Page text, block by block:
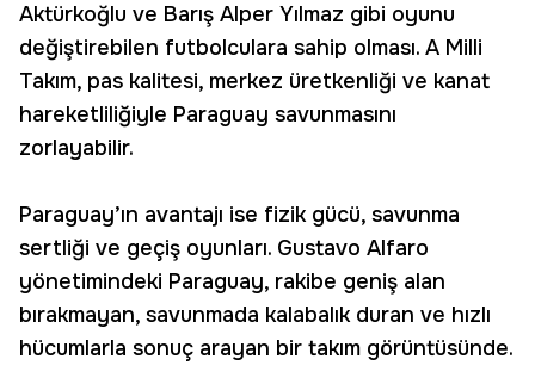
Aktürkoğlu ve Barış Alper Yılmaz gibi oyunu
değiştirebilen futbolculara sahip olması. A Milli
Takım, pas kalitesi, merkez üretkenliği ve kanat
hareketliliğiyle Paraguay savunmasını
zorlayabilir.
Paraguay’ın avantajı ise fizik gücü, savunma
sertliği ve geçiş oyunları. Gustavo Alfaro
yönetimindeki Paraguay, rakibe geniş alan
bırakmayan, savunmada kalabalık duran ve hızlı
hücumlarla sonuç arayan bir takım görüntüsünde.